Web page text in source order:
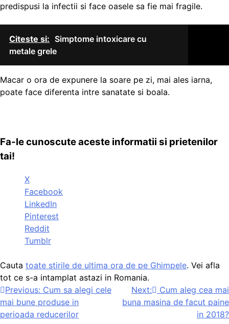
predispusi la infectii si face oasele sa fie mai fragile.
Citeste si: Simptome intoxicare cu
metale grele
Macar o ora de expunere la soare pe zi, mai ales iarna,
poate face diferenta intre sanatate si boala.
Fa-le cunoscute aceste informatii si prietenilor
tai!
X
Facebook
LinkedIn
Pinterest
Reddit
Tumblr
Cauta toate stirile de ultima ora de pe Ghimpele. Vei afla
tot ce s-a intamplat astazi in Romania.
Navigare
în
Previous: Cum sa alegi cele
mai bune produse in
perioada reducerilor
Next:
Cum aleg cea mai
buna masina de facut paine
in 2018?